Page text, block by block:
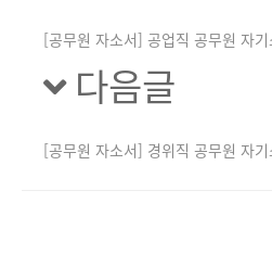
[공무원 자소서] 공업직 공무원 자기
다음글
[공무원 자소서] 경위직 공무원 자기